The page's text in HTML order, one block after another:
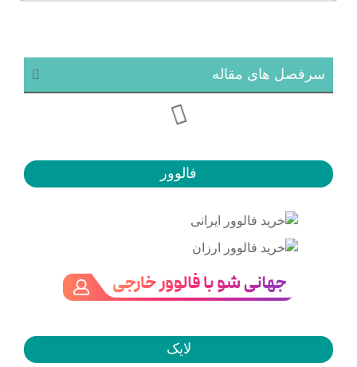
سرفصل های مقاله
فالوور
لایک